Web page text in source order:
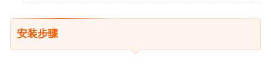
安装步骤